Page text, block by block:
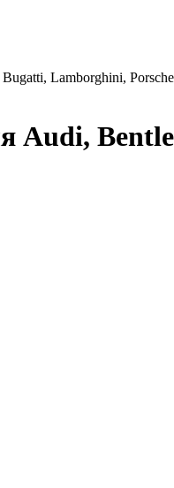
Lamborghini,
Audi,